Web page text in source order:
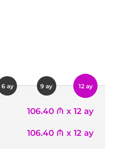
6 ay 9 ay 12 ay
106.40 ₼ x 12 ay
106.40 ₼ x 12 ay